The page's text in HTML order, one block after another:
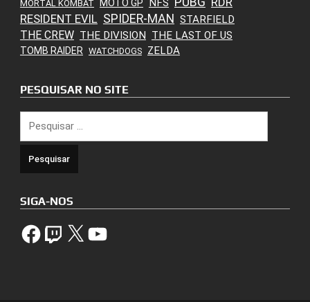
MORTAL KOMBAT MOTO GP
RESIDENT EVIL SPIDER-MAN STARFIELD
THE CREW THE DIVISION THE LAST OF US
TOMB RAIDER WATCHDOGS ZELDA
PESQUISAR NO SITE
por:
SIGA-NOS
FacebookTwitch X YouTube